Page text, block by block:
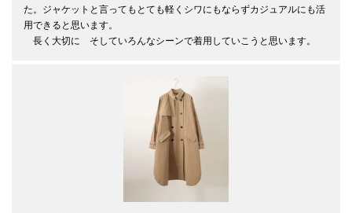
た。ジャケットと言ってもとても軽くシワにもならずカジュアルにも活
用できると思います。